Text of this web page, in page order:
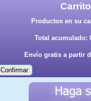
Carrito
Productos en su
Total acumulado:
Envío gratis a partir
Confirmar